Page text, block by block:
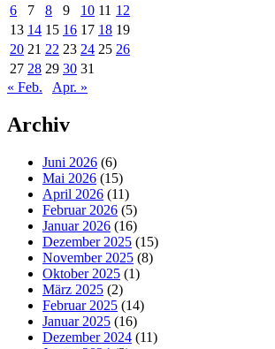
6
7 8 9 10 11 12
13 14 15 16 17 18 19
20 21 22 23 24 25 26
27 28 29 30 31
« Feb.
Apr. »
Archiv
Juni 2026 (6)
Mai 2026 (15)
April 2026 (11)
Februar 2026 (5)
Januar 2026 (16)
Dezember 2025 (15)
November 2025 (8)
Oktober 2025 (1)
März 2025 (2)
Februar 2025 (14)
Januar 2025 (16)
Dezember 2024 (11)